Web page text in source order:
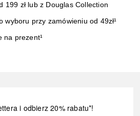
199 zł lub z Douglas Collection
wyboru przy zamówieniu od 49zł¹
na prezent¹
i odbierz 20% rabatu*!